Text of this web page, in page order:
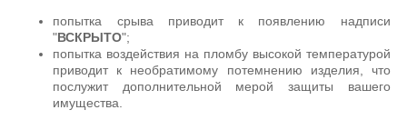
попытка срыва приводит к появлению надписи
"ВСКРЫТО";
попытка воздействия на пломбу высокой температурой
приводит к необратимому потемнению изделия, что
послужит дополнительной мерой защиты вашего
имущества.